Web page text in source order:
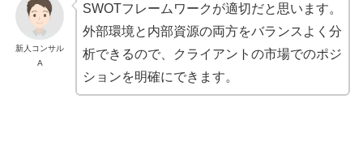
新人コンサル
A
SWOTフレームワークが適切だと思います。
外部環境と内部資源の両方をバランスよく分
析できるので、クライアントの市場でのポジ
ションを明確にできます。